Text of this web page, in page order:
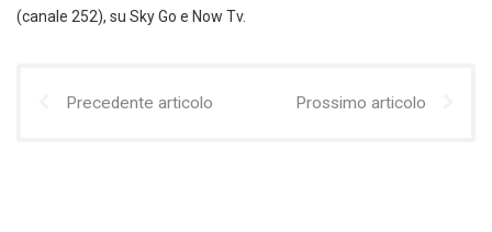
(canale 252), su Sky Go e Now Tv.
Precedente articolo Prossimo articolo